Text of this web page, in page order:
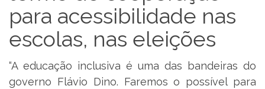
para acessibilidade nas
escolas, nas eleições
“A educação inclusiva é uma das bandeiras do
governo Flávio Dino. Faremos o possível para